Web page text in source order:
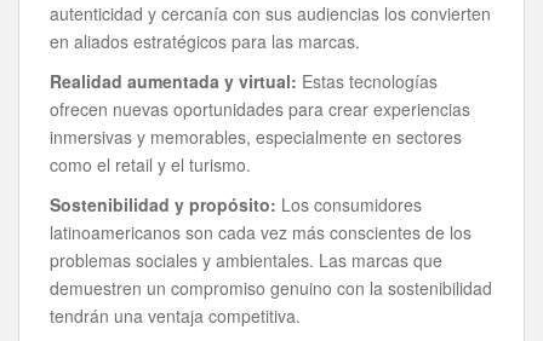
autenticidad y cercanía con sus audiencias los convierten
en aliados estratégicos para las marcas.
Realidad aumentada y virtual: Estas tecnologías
ofrecen nuevas oportunidades para crear experiencias
inmersivas y memorables, especialmente en sectores
como el retail y el turismo.
Sostenibilidad y propósito: Los consumidores
latinoamericanos son cada vez más conscientes de los
problemas sociales y ambientales. Las marcas que
demuestren un compromiso genuino con la sostenibilidad
tendrán una ventaja competitiva.